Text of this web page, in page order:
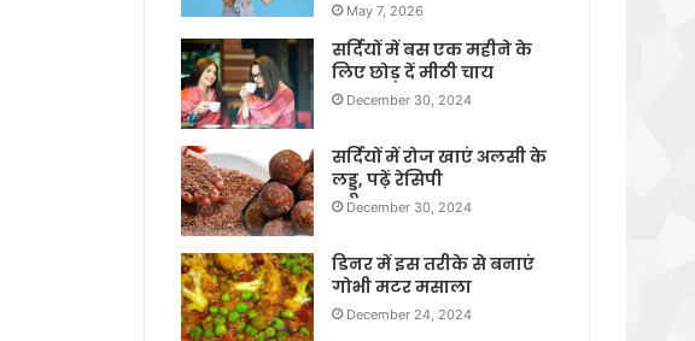
May 7, 2026
सर्दियों में बस एक महीने के
लिए छोड़ दें मीठी चाय
December 30, 2024
सर्दियों में रोज खाएं अलसी के
लड्डू, पढ़ें रेसिपी
December 30, 2024
डिनर में इस तरीके से बनाएं
गोभी मटर मसाला
December 24, 2024